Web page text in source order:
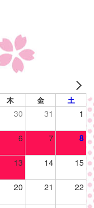
木 金 土
30 31 1
6 7 8
13 14 15
20 21 22